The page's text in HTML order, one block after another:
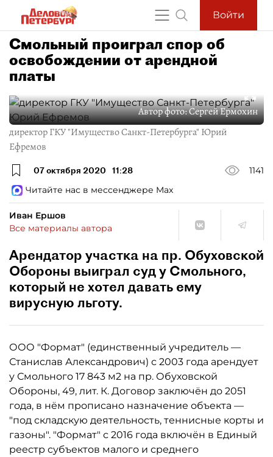
Войти
Смольный проиграл спор об
освобождении от арендной
платы
Автор фото:Сергей Ермохин
директор ГКУ "Имущество Санкт-Петербурга" Юрий
Ефремов
07 октября 2020 11:28
1141
Читайте нас в мессенджере Max
Иван Ершов
Все материалы автора
Арендатор участка на пр. Обуховской
Обороны выиграл суд у Смольного,
который не хотел давать ему
вирусную льготу.
ООО "Формат" (единственный учредитель —
Станислав Александрович) с 2003 года арендует
у Смольного 17 843 м2 на пр. Обуховской
Обороны, 49, лит. К. Договор заключён до 2051
года, в нём прописано назначение объекта —
"под складскую деятельность, теннисные корты и
газоны". "Формат" с 2016 года включён в Единый
реестр субъектов малого и среднего